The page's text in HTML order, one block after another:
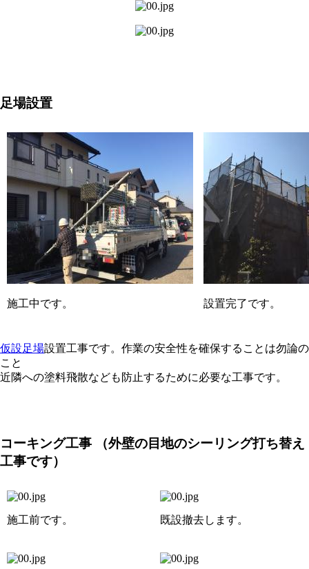
足場設置
施工中です。 設置完了です。
仮設足場設置工事です。作業の安全性を確保することは勿論の
こと
近隣への塗料飛散なども防止するために必要な工事です。
コーキング工事 （外壁の目地のシーリング打ち替え
工事です）
施工前です。 既設撤去します。